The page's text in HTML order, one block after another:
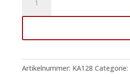
Amazone
32
per
aantal
Artikelnummer: KA128 Categorie: